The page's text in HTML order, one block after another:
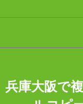
兵庫大阪で